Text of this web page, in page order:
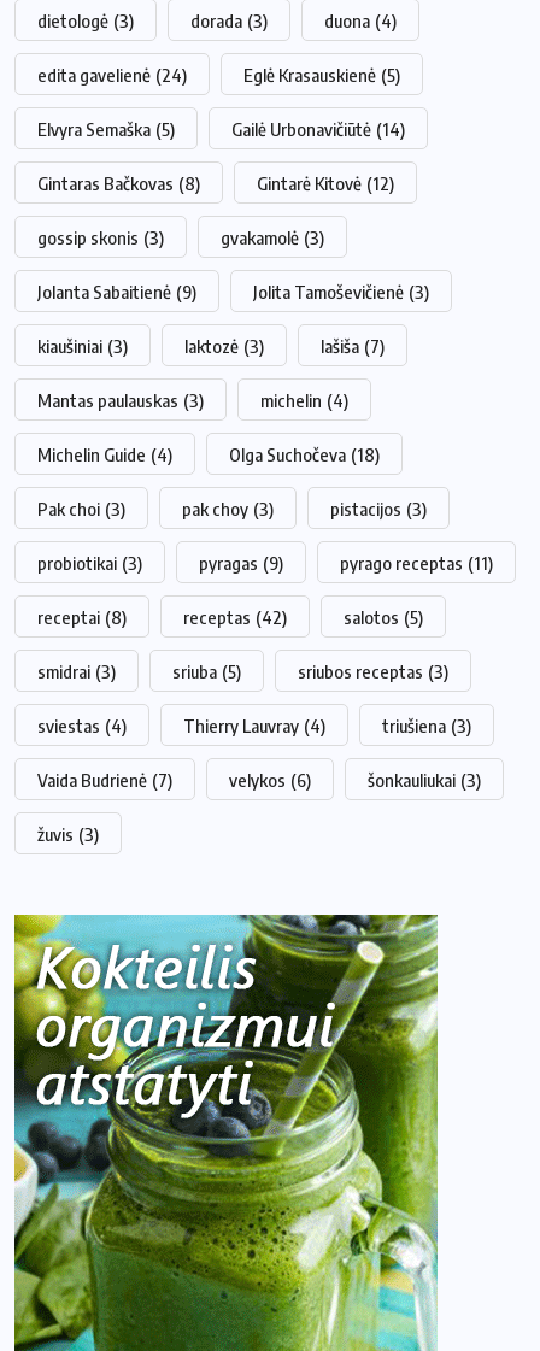
dietologė (3) dorada (3) duona (4)
edita gavelienė (24) Eglė Krasauskienė (5)
Elvyra Semaška (5) Gailė Urbonavičiūtė (14)
Gintaras Bačkovas (8) Gintarė Kitovė (12)
gossip skonis (3) gvakamolė (3)
Jolanta Sabaitienė (9) Jolita Tamoševičienė (3)
kiaušiniai (3) laktozė (3) lašiša (7)
Mantas paulauskas (3) michelin (4)
Michelin Guide (4) Olga Suchočeva (18)
Pak choi (3) pak choy (3) pistacijos (3)
probiotikai (3) pyragas (9) pyrago receptas (11)
receptai (8) receptas (42) salotos (5)
smidrai (3) sriuba (5) sriubos receptas (3)
sviestas (4) Thierry Lauvray (4) triušiena (3)
Vaida Budrienė (7) velykos (6) šonkauliukai (3)
žuvis (3)